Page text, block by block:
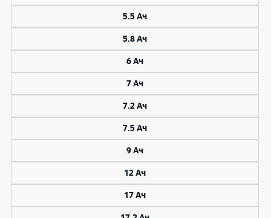
5.5 Ач
5.8 Ач
6 Ач
7 Ач
7.2 Ач
7.5 Ач
9 Ач
12 Ач
17 Ач